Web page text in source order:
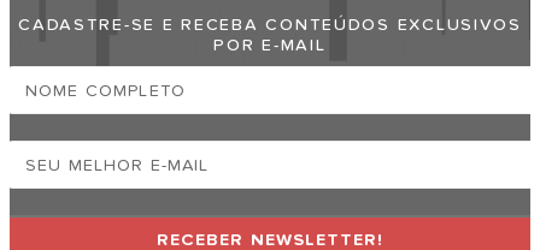
CADASTRE-SE E RECEBA CONTEÚDOS EXCLUSIVOS
POR E-MAIL
RECEBER NEWSLETTER!